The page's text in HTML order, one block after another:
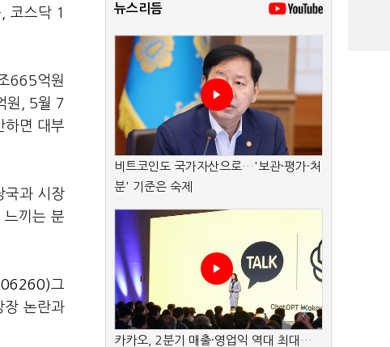
코스닥 1
665억원
원, 5월 7
하면 대부
국과 시장
느끼는 분
그
장 논란과
뉴스리듬
비트코인도 국가자산으로…'보관·평가·처
분' 기준은 숙제
카카오, 2분기 매출·영업익 역대 최대…